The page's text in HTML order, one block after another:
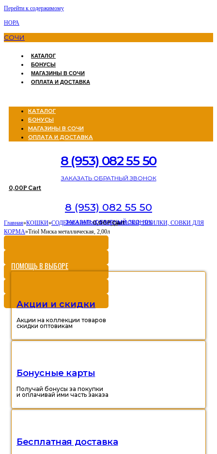
Перейти к содержимому
НОРА
СОЧИ
КАТАЛОГ
БОНУСЫ
МАГАЗИНЫ В СОЧИ
ОПЛАТА И ДОСТАВКА
КАТАЛОГ
БОНУСЫ
МАГАЗИНЫ В СОЧИ
ОПЛАТА И ДОСТАВКА
8 (953) 082 55 50
ЗАКАЗАТЬ ОБРАТНЫЙ ЗВОНОК
0,00Р Cart
8 (953) 082 55 50
ЗАКАЗАТЬ ОБРАТНЫЙ ЗВОНОК
0,00Р Cart
Главная»КОШКИ»СОДЕРЖАНИЕ И УХОД»МИСКИ, ПОИЛКИ, СОВКИ ДЛЯ
КОРМА»Triol Миска металлическая, 2,00л
ПОМОЩЬ В ВЫБОРЕ
Акции и скидки
Акции на коллекции товаров
скидки оптовикам
Бонусные карты
Получай бонусы за покупки
и оплачивай ими часть заказа
Бесплатная доставка